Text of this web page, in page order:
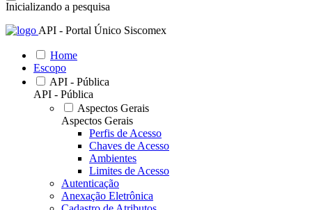
Inicializando a pesquisa
API - Portal Único Siscomex
Home
Escopo
API - Pública
API - Pública
Aspectos Gerais
Aspectos Gerais
Perfis de Acesso
Chaves de Acesso
Ambientes
Limites de Acesso
Autenticação
Anexação Eletrônica